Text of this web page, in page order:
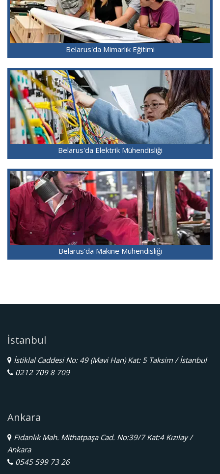
Belarus'da Mimarlık Eğitimi
Belarus'da Elektrik Mühendisliği
Belarus'da Makine Mühendisliği
İstanbul
İstiklal Caddesi No: 49 (Mavi Han) Kat: 5 Taksim / İstanbul
0212 709 8 709
Ankara
Fidanlık Mah. Mithatpaşa Cad. No:39/7 Kat:4 Kızılay /
Ankara
0545 599 73 26